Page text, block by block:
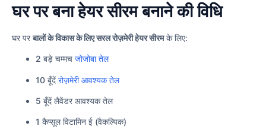
घर पर बना हेयर सीरम बनाने की विधि
घर परबालों के विकास के लिए सरल रोज़मेरी हेयर सीरमके लिए:
2 बड़े चम्मच जोजोबा तेल
10 बूँदें रोज़मेरी आवश्यक तेल
5 बूँदें लैवेंडर आवश्यक तेल
1 कैप्सूल विटामिन ई (वैकल्पिक)